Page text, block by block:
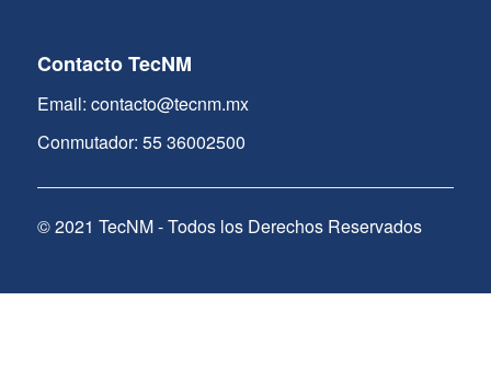
Contacto TecNM
Email: contacto@tecnm.mx
Conmutador: 55 36002500
© 2021 TecNM - Todos los Derechos Reservados